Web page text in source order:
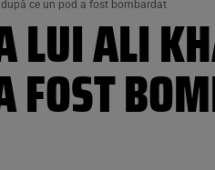
ce un pod a fost bombardat
LUI ALI
FOST